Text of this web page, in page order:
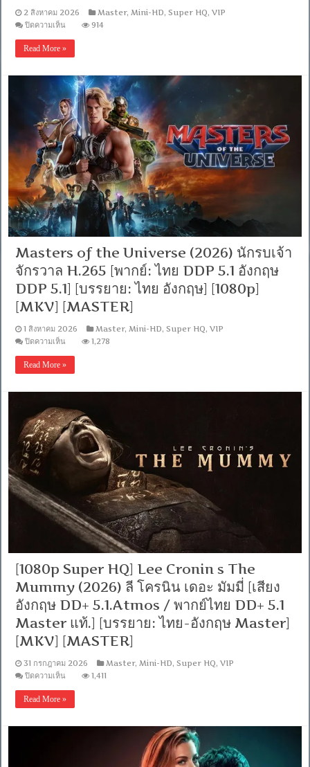
2 สิงหาคม 2026 Master,Mini-HD,Super HQ,VIP
ปิดความเห็นบน
Walk
เกม
เดิน
มรณะ
[พากย์:
อังกฤษ
DDP
5.1
Atmos]
[ซับ:
อังกฤษ/
ไทย]
[H264]-
WEB-
DL.H.264
[Master]
[MKV]
[Soundtrack
บรรยาย
ไทย]
914
Read More »
Masters of the Universe (2026) นักรบเจ้า
จักรวาล H.265 [พากย์: ไทย DDP 5.1 อังกฤษ
DDP 5.1] [บรรยาย: ไทย อังกฤษ] [1080p]
[MKV] [MASTER]
1 สิงหาคม 2026 Master,Mini-HD,Super HQ,VIP
ปิดความเห็นบน
the
(2026)
เจ้า
จักรวาล
H.265
[พากย์:
ไทย
DDP
5.1]
[บรรยาย:
ไทย
[MKV]
[MASTER]
1,278
Read More »
[1080p Super HQ] Lee Cronin s The
Mummy (2026) ลี โครนิน เดอะ มัมมี่ [เสียง
อังกฤษ DD+ 5.1.Atmos / พากย์ไทย DD+ 5.1
Master แท้.] [บรรยาย: ไทย-อังกฤษ Master]
[MKV] [MASTER]
31 กรกฎาคม 2026 Master,Mini-HD,Super HQ,VIP
ปิดความเห็นบน
HQ]
Cronin
1,411
Read More »